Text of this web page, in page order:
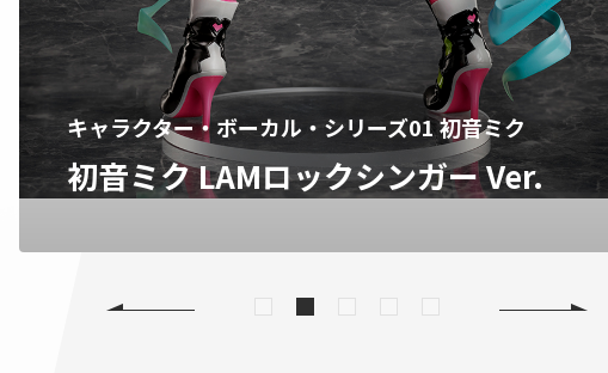
キャラクター・ボーカル・シリーズ01 初音ミク
初音ミク LAMロックシンガー Ver.